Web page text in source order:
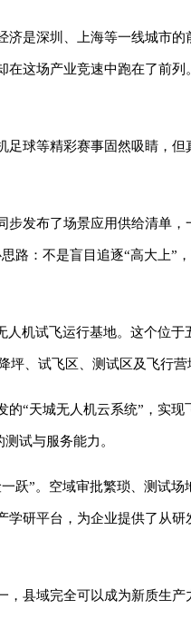
是深圳、上海等一线城市
这场产业竞速中跑在了前列
球等精彩赛事固然吸睛，
发布了场景应用供给清单，
路：不是盲目追逐“高大上”
机试飞运行基地。这个位于
、试飞区、测试区及飞行营
“天城无人机云系统”，实
试与服务能力。
跃”。空域审批繁琐、测试
研平台，为企业提供了从
县域完全可以成为新质生